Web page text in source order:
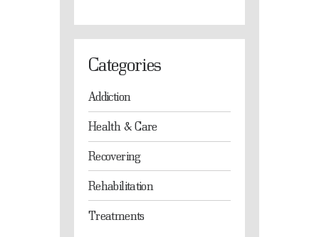
Categories
Addiction
Health & Care
Recovering
Rehabilitation
Treatments